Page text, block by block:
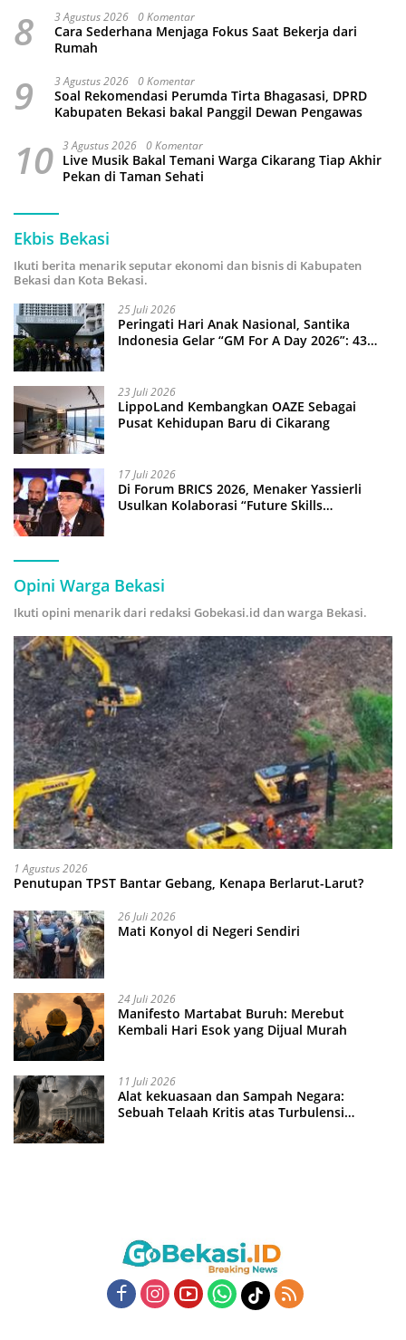
8 3 Agustus 2026 0 Komentar
Cara Sederhana Menjaga Fokus Saat Bekerja dari
Rumah
9 3 Agustus 2026 0 Komentar
Soal Rekomendasi Perumda Tirta Bhagasasi, DPRD
Kabupaten Bekasi bakal Panggil Dewan Pengawas
10 3 Agustus 2026 0 Komentar
Live Musik Bakal Temani Warga Cikarang Tiap Akhir
Pekan di Taman Sehati
Ekbis Bekasi
Ikuti berita menarik seputar ekonomi dan bisnis di Kabupaten
Bekasi dan Kota Bekasi.
25 Juli 2026
Peringati Hari Anak Nasional, Santika
Indonesia Gelar “GM For A Day 2026”: 43
23 Juli 2026
LippoLand Kembangkan OAZE Sebagai
Pusat Kehidupan Baru di Cikarang
17 Juli 2026
Di Forum BRICS 2026, Menaker Yassierli
Usulkan Kolaborasi “Future Skills
Opini Warga Bekasi
Ikuti opini menarik dari redaksi Gobekasi.id dan warga Bekasi.
1 Agustus 2026
Penutupan TPST Bantar Gebang, Kenapa Berlarut-Larut?
26 Juli 2026
Mati Konyol di Negeri Sendiri
24 Juli 2026
Manifesto Martabat Buruh: Merebut
Kembali Hari Esok yang Dijual Murah
11 Juli 2026
Alat kekuasaan dan Sampah Negara:
Sebuah Telaah Kritis atas Turbulensi